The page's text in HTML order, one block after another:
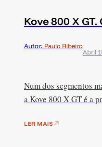
Kove 800 X GT.
Autor: Paulo Ribeiro
Abril
Num dos segmentos
a Kove 800 X GT é a
LER MAIS